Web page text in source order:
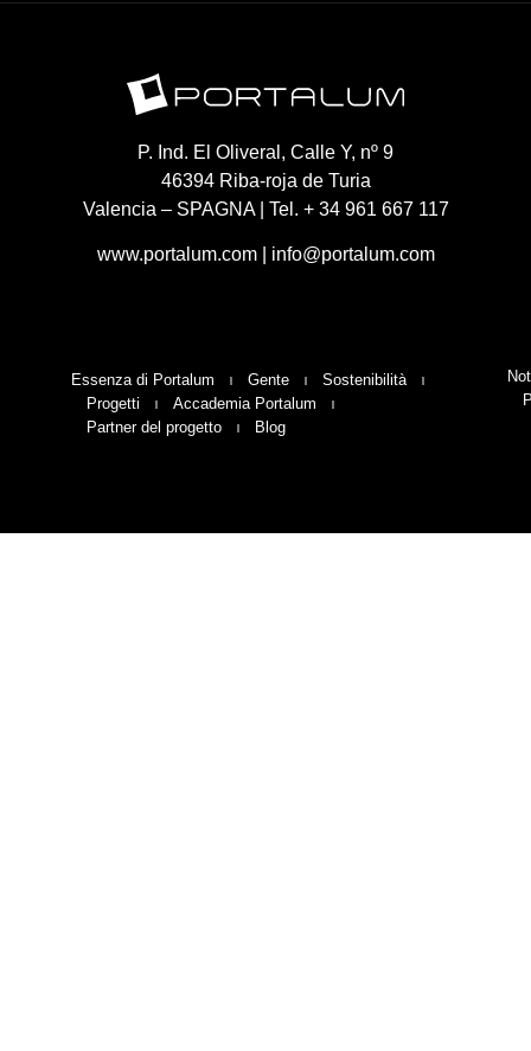
P. Ind. El Oliveral, Calle Y, nº 9
46394 Riba-roja de Turia
Valencia – SPAGNA | Tel. + 34 961 667 117
www.portalum.com| info@portalum.com
Essenza di Portalum Gente
Sostenibilità
Progetti
Accademia Portalum
Partner del progetto
Blog